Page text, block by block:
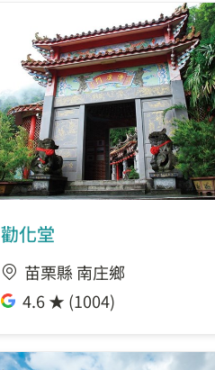
勸化堂
苗栗縣 南庄鄉
4.6 ★ (1004)